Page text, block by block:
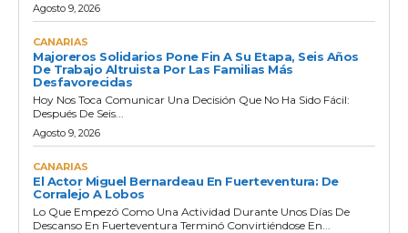
Agosto 9, 2026
CANARIAS
Majoreros Solidarios Pone Fin A Su Etapa, Seis Años
De Trabajo Altruista Por Las Familias Más
Desfavorecidas
Hoy Nos Toca Comunicar Una Decisión Que No Ha Sido Fácil:
Después De Seis...
Agosto 9, 2026
CANARIAS
El Actor Miguel Bernardeau En Fuerteventura: De
Corralejo A Lobos
Lo Que Empezó Como Una Actividad Durante Unos Días De
Descanso En Fuerteventura Terminó Convirtiéndose En...